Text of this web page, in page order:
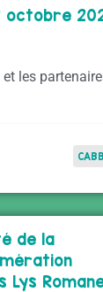
octobre
les
de la
Lys